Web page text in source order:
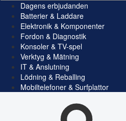
Dagens erbjudanden
Batterier & Laddare
Elektronik & Komponenter
Fordon & Diagnostik
Konsoler & TV-spel
Verktyg & Mätning
IT & Anslutning
Lödning & Reballing
Mobiltelefoner & Surfplattor